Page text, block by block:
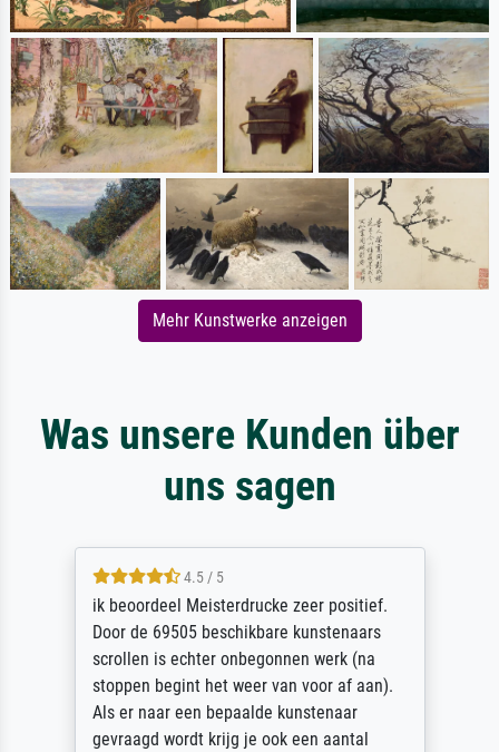
Mehr Kunstwerke anzeigen
Was unsere Kunden über
uns sagen
4.5 / 5
ik beoordeel Meisterdrucke zeer positief.
Door de 69505 beschikbare kunstenaars
scrollen is echter onbegonnen werk (na
stoppen begint het weer van voor af aan).
Als er naar een bepaalde kunstenaar
gevraagd wordt krijg je ook een aantal